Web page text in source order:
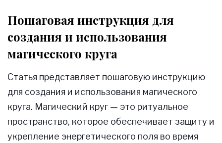
Пошаговая инструкция для
создания и использования
магического круга
Статья представляет пошаговую инструкцию
для создания и использования магического
круга. Магический круг — это ритуальное
пространство, которое обеспечивает защиту и
укрепление энергетического поля во время